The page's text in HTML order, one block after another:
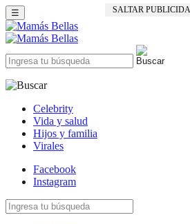
SALTAR
☰
Celebrity
Vida y salud
Hijos y familia
Virales
Facebook
Instagram